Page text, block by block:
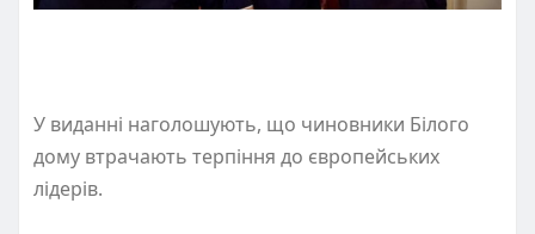
У виданні наголошують, що чиновники Білого
дому втрачають терпіння до європейських
лідерів.